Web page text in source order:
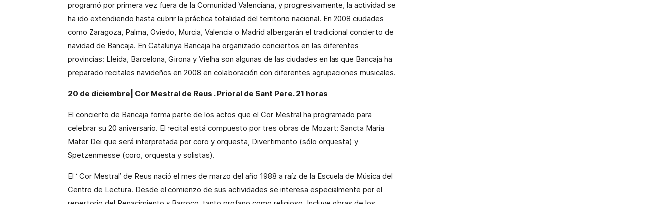
programó por primera vez fuera de la Comunidad Valenciana, y progresivamente, la actividad se
ha ido extendiendo hasta cubrir la práctica totalidad del territorio nacional. En 2008 ciudades
como Zaragoza, Palma, Oviedo, Murcia, Valencia o Madrid albergarán el tradicional concierto de
navidad de Bancaja. En Catalunya Bancaja ha organizado conciertos en las diferentes
provincias: Lleida, Barcelona, Girona y Vielha son algunas de las ciudades en las que Bancaja ha
preparado recitales navideños en 2008 en colaboración con diferentes agrupaciones musicales.
20 de diciembre| Cor Mestral de Reus . Prioral de Sant Pere. 21 horas
El concierto de Bancaja forma parte de los actos que el Cor Mestral ha programado para
celebrar su 20 aniversario. El recital está compuesto por tres obras de Mozart: Sancta María
Mater Dei que será interpretada por coro y orquesta, Divertimento (sólo orquesta) y
Spetzenmesse (coro, orquesta y solistas).
El ‘ Cor Mestral’ de Reus nació el mes de marzo del año 1988 a raíz de la Escuela de Música del
Centro de Lectura. Desde el comienzo de sus actividades se interesa especialmente por el